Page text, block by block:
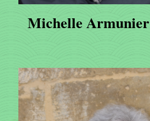
Michelle Armunier